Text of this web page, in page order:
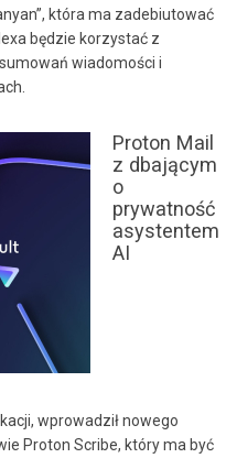
która ma zadebiutować
będzie korzystać z
wiadomości i
Proton Mail
z dbającym
o
prywatność
asystentem
AI
wprowadził nowego
Proton Scribe, który ma być